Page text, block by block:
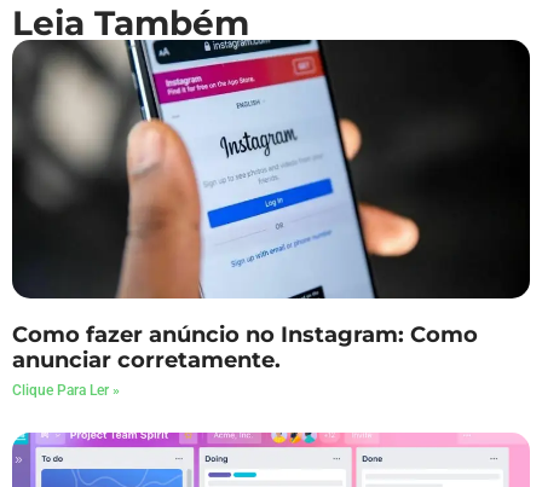
Como fazer anúncio no Instagram: Como
anunciar corretamente.
Clique Para Ler »
Leia Também